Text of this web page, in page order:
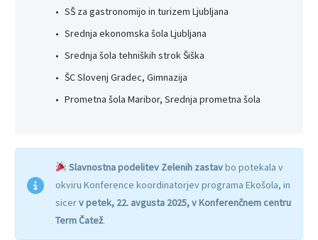
SŠ za gastronomijo in turizem Ljubljana
Srednja ekonomska šola Ljubljana
Srednja šola tehniških strok Šiška
ŠC Slovenj Gradec, Gimnazija
Prometna šola Maribor, Srednja prometna šola
Slavnostna podelitev Zelenih zastavbo potekala v
okviru Konference koordinatorjev programa Ekošola, in
sicerv petek, 22. avgusta 2025, v Konferenčnem centru
Term Čatež.